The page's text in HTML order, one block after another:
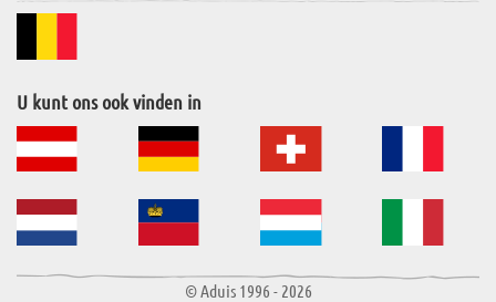
U kunt ons ook vinden in
© Aduis 1996 - 2026